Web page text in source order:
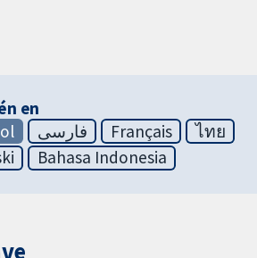
en
فارسی Français
ไทย
Bahasa Indonesia